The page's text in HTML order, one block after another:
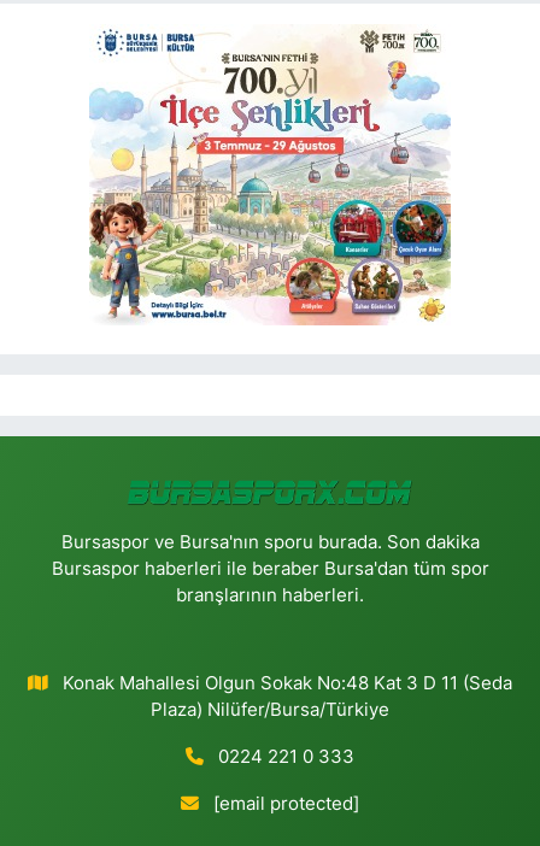
Bursaspor ve Bursa'nın sporu burada. Son dakika
Bursaspor haberleri ile beraber Bursa'dan tüm spor
branşlarının haberleri.
Konak Mahallesi Olgun Sokak No:48 Kat 3 D 11 (Seda
Plaza) Nilüfer/Bursa/Türkiye
0224 221 0 333
[email protected]